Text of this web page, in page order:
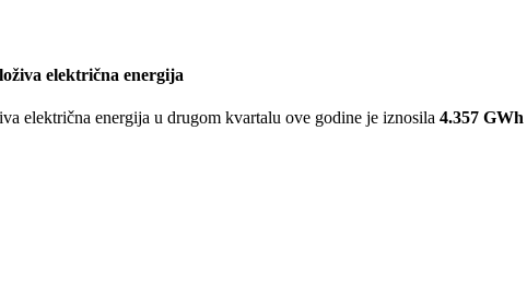
električna energija
električna energija u drugom kvartalu ove godine je iznosila 4.357 GWh